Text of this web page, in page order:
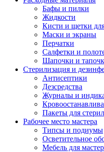
Бафы и пилки
Жидкости
Кисти и щетки
Маски и экраны
Перчатки
Салфетки и
Шапочки и
Стерилизация и
Антисептики
Дезсредства
Журналы и
Пакеты для
Рабочее место мастера
Типсы и подиумы
Осветительное
Мебель для